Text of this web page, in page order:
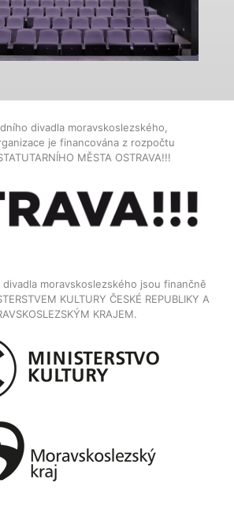
divadla moravskoslezského,
je financována z rozpočtu
MĚSTA OSTRAVA!!!
moravskoslezského jsou finančně
KULTURY ČESKÉ REPUBLIKY A
KRAJEM.